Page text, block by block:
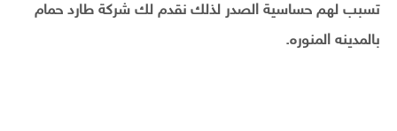
تسبب لهم حساسية الصدر لذلك نقدم لك شركة طارد حمام
بالمدينه المنوره.